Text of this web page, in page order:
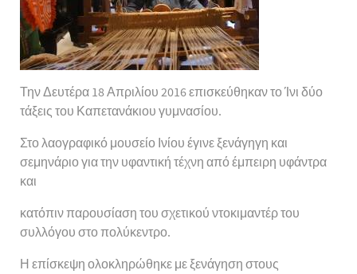
Την Δευτέρα 18 Απριλίου 2016 επισκεύθηκαν το Ίνι δύο
τάξεις του Καπετανάκιου γυμνασίου.
Στο λαογραφικό μουσείο Ινίου έγινε ξενάγηγη και
σεμηνάριο για την υφαντική τέχνη από έμπειρη υφάντρα
και
κατόπιν παρουσίαση του σχετικού ντοκιμαντέρ του
συλλόγου στο πολύκεντρο.
Η επίσκεψη ολοκληρώθηκε με ξενάγηση στους